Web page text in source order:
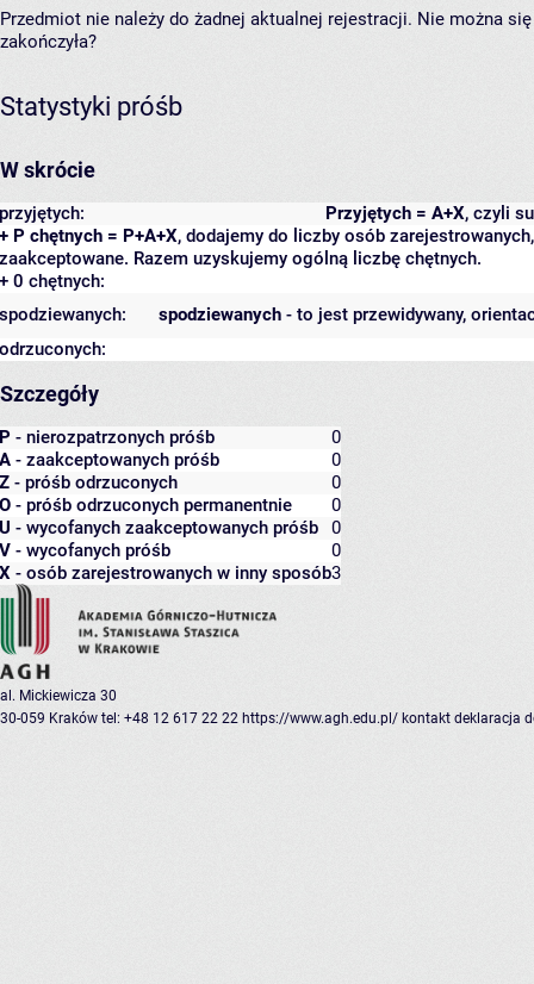
Przedmiot nie należy do żadnej aktualnej rejestracji. Nie można
zakończyła?
Statystyki próśb
W skrócie
Przyjętych = A+X, czyli
przyjętych:
+ P chętnych = P+A+X, dodajemy do liczby osób
zaakceptowane. Razem uzyskujemy ogólną liczbę chętnych.
+ 0 chętnych:
spodziewanych - to jest przewidywany,
spodziewanych:
odrzuconych:
Szczegóły
P - nierozpatrzonych próśb
0
A - zaakceptowanych próśb
0
Z - próśb odrzuconych
0
O - próśb odrzuconych permanentnie
0
U - wycofanych zaakceptowanych próśb
0
V - wycofanych próśb
0
X - osób zarejestrowanych w inny sposób3
al. Mickiewicza 30
30-059 Kraków tel: +48 12 617 22 22 https://www.agh.edu.pl/ kontakt deklaracja